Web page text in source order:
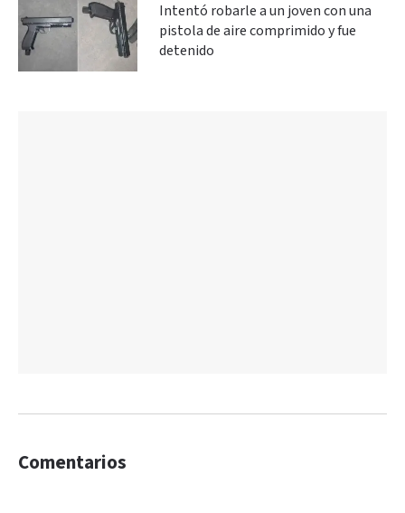
Intentó robarle a un joven con una
pistola de aire comprimido y fue
detenido
Comentarios